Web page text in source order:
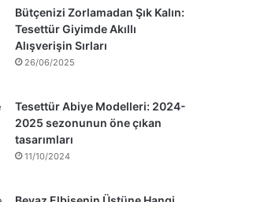
Bütçenizi Zorlamadan Şık Kalın:
Tesettür Giyimde Akıllı
Alışverişin Sırları
26/06/2025
Tesettür Abiye Modelleri: 2024-
2025 sezonunun öne çıkan
tasarımları
11/10/2024